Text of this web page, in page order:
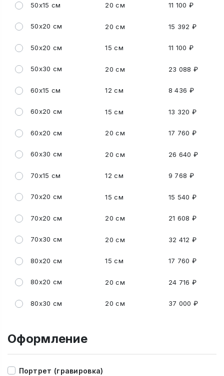
50x15 см 20 см 11 100 ₽
50x20 см 20 см 15 392 ₽
50x20 см 15 см 11 100 ₽
50x30 см 20 см 23 088 ₽
60x15 см 12 см 8 436 ₽
60x20 см 15 см 13 320 ₽
60x20 см 20 см 17 760 ₽
60x30 см 20 см 26 640 ₽
70x15 см 12 см 9 768 ₽
70x20 см 15 см 15 540 ₽
70x20 см 20 см 21 608 ₽
70x30 см 20 см 32 412 ₽
80x20 см 15 см 17 760 ₽
80x20 см 20 см 24 716 ₽
80x30 см 20 см 37 000 ₽
Оформление
Портрет (гравировка)